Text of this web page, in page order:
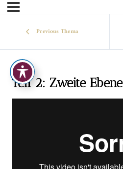
Previous Thema
Teil 2: Zweite Ebene